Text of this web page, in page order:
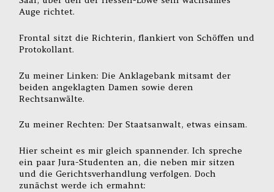
Auge richtet.
Frontal sitzt die Richterin, flankiert von Schöffen und
Protokollant.
Zu meiner Linken: Die Anklagebank mitsamt der
beiden angeklagten Damen sowie deren
Rechtsanwälte.
Zu meiner Rechten: Der Staatsanwalt, etwas einsam.
Hier scheint es mir gleich spannender. Ich spreche
ein paar Jura-Studenten an, die neben mir sitzen
und die Gerichtsverhandlung verfolgen. Doch
zunächst werde ich ermahnt: